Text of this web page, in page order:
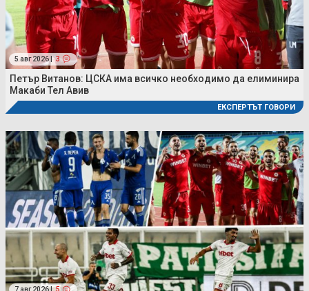
5 авг 2026 | 3
Петър Витанов: ЦСКА има всичко необходимо да елиминира
Макаби Тел Авив
ЕКСПЕРТЪТ ГОВОРИ